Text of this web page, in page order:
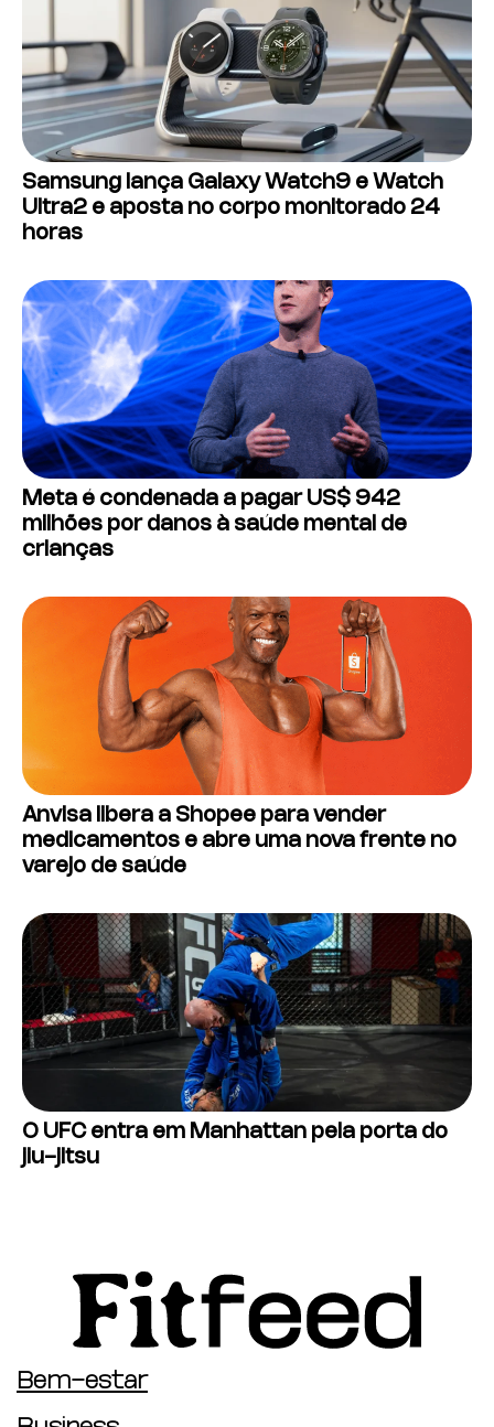
Samsung lança Galaxy Watch9 e Watch
Ultra2 e aposta no corpo monitorado 24
horas
Meta é condenada a pagar US$ 942
milhões por danos à saúde mental de
crianças
Anvisa libera a Shopee para vender
medicamentos e abre uma nova frente no
varejo de saúde
O UFC entra em Manhattan pela porta do
jiu-jitsu
Bem-estar